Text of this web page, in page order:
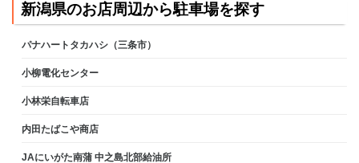
新潟県のお店周辺から駐車場を探す
パナハートタカハシ（三条市）
小柳電化センター
小林栄自転車店
内田たばこや商店
JAにいがた南蒲 中之島北部給油所